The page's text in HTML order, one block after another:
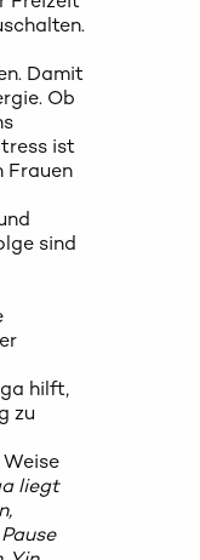
Damit
Ob
ist
Frauen
sind
hilft,
zu
liegt